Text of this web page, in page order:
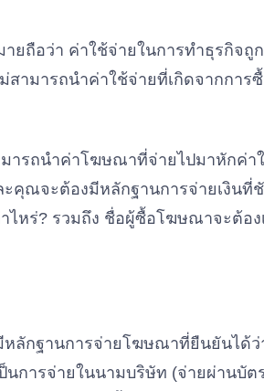
ายถือว่า ค่าใช้จ่ายในการทำธุรกิจถู
สามารถนำค่าใช้จ่ายที่เกิดจากกา
รถนำค่าโฆษณาที่จ่ายไปมาหักค่า
คุณจะต้องมีหลักฐานการจ่ายเงินที่
ไหร่? รวมถึง ชื่อผู้ซื้อโฆษณาจะต้อ
กฐานการจ่ายโฆษณาที่ยืนยันได้ว่
นการจ่ายในนามบริษัท (จ่ายผ่านบั